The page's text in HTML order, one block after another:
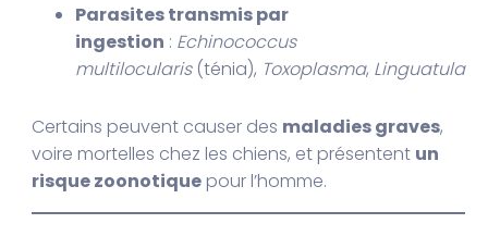
Parasites transmis par
ingestion : Echinococcus
multilocularis(ténia), Toxoplasma, Linguatula
Certains peuvent causer des maladies graves,
voire mortelles chez les chiens, et présentent un
risque zoonotique pour l’homme.